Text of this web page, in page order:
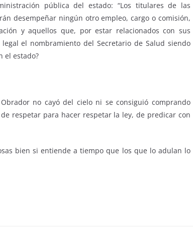
pública del estado: “Los titulares de las
desempeñar ningún otro empleo, cargo o comisión,
y aquellos que, por estar relacionados con sus
el nombramiento del Secretario de Salud siendo
el estado?
no cayó del cielo ni se consiguió comprando
respetar para hacer respetar la ley, de predicar con
bien si entiende a tiempo que los que lo adulan lo